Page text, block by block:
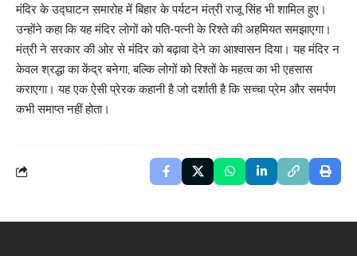
मंदिर के उद्घाटन समारोह में बिहार के पर्यटन मंत्री राजू सिंह भी शामिल हुए।
उन्होंने कहा कि यह मंदिर लोगों को पति-पत्नी के रिश्ते की अहमियत समझाएगा।
मंत्री ने सरकार की ओर से मंदिर को बढ़ावा देने का आश्वासन दिया। यह मंदिर न
केवल श्रद्धा का केंद्र बनेगा, बल्कि लोगों को रिश्तों के महत्व का भी एहसास
कराएगा। यह एक ऐसी प्रेरक कहानी है जो दर्शाती है कि सच्चा प्रेम और समर्पण
कभी समाप्त नहीं होता।